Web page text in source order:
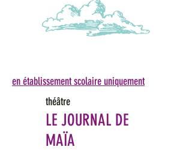
en établissement scolaire uniquement
théâtre
LE JOURNAL DE
MAÏA